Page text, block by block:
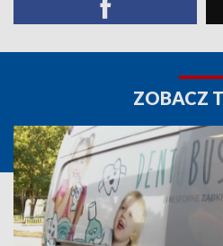
ZOBACZ